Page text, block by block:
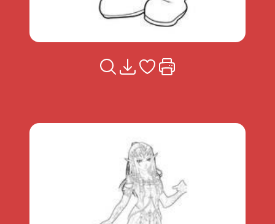
Voir la fiche
Télécharger
Ajouter à mes coups de
Imprimer